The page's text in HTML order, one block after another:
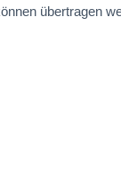
übertragen